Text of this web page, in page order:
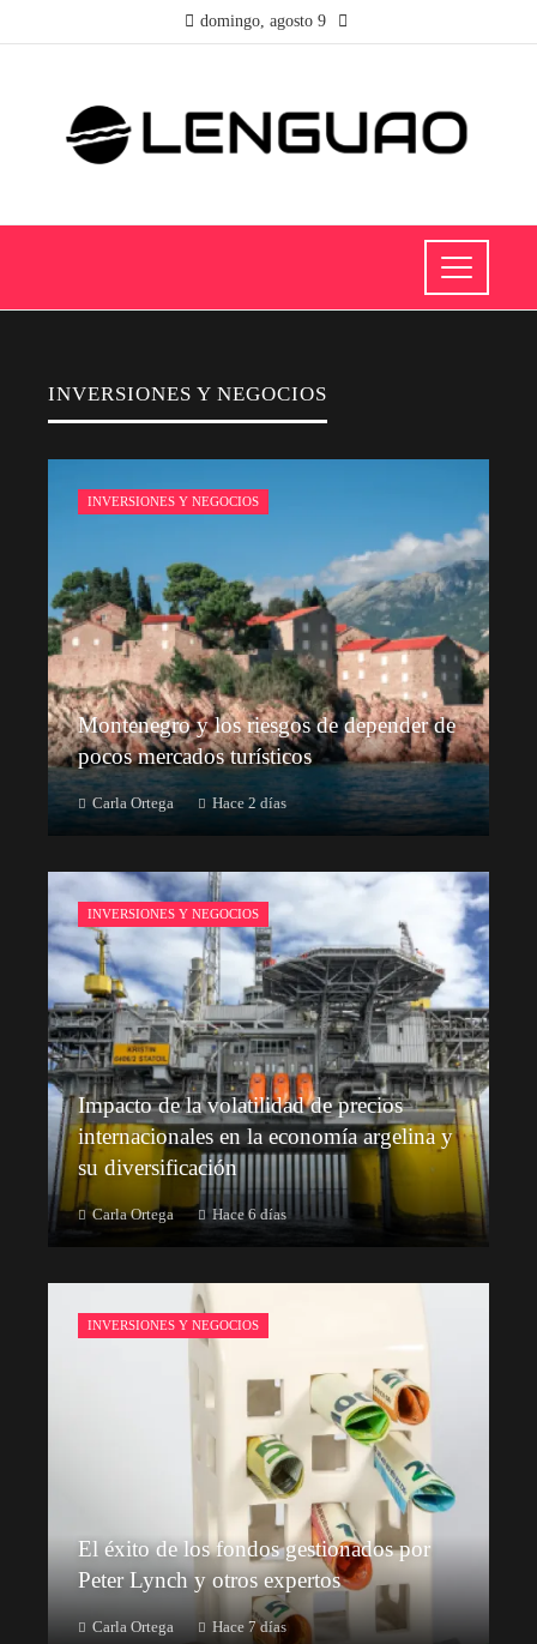
domingo, agosto 9
INVERSIONES Y NEGOCIOS
INVERSIONES Y NEGOCIOS
Montenegro y los riesgos de depender de
pocos mercados turísticos
Carla Ortega Hace 2 días
INVERSIONES Y NEGOCIOS
Impacto de la volatilidad de precios
internacionales en la economía argelina y
su diversificación
Carla Ortega Hace 6 días
INVERSIONES Y NEGOCIOS
El éxito de los fondos gestionados por
Peter Lynch y otros expertos
Carla Ortega Hace 7 días